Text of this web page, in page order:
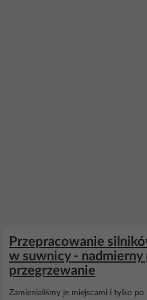
Przepracowanie
w suwnicy - nadmierny
przegrzewanie
Zamienialiśmy je miejscami i tylko po